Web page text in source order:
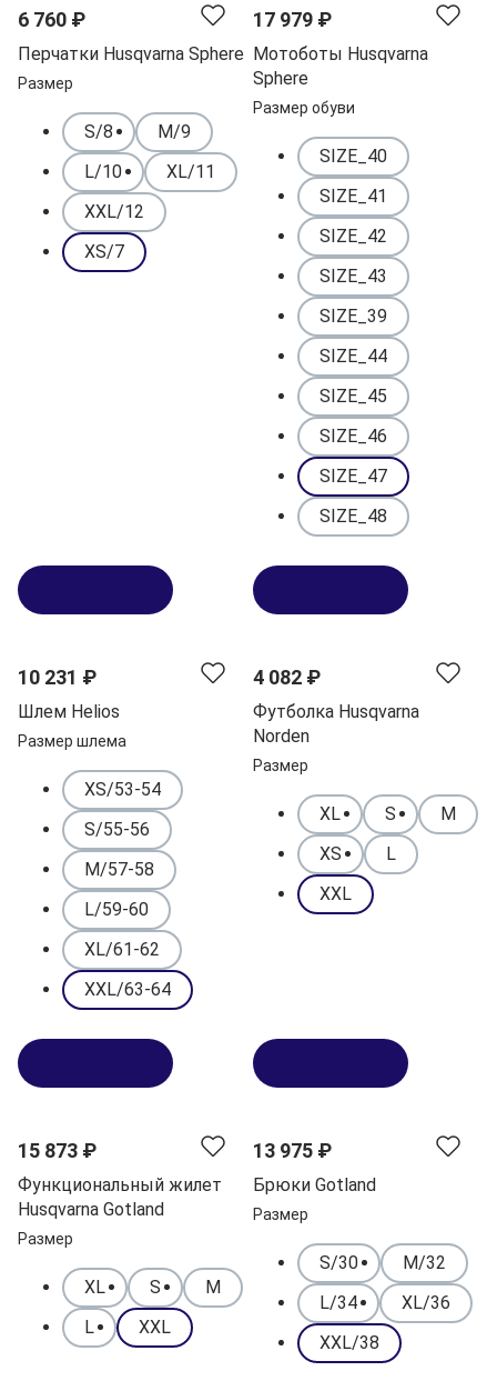
6 760 ₽
Перчатки Husqvarna Sphere
Размер
S/8
M/9
L/10
XL/11
XXL/12
XS/7
17 979 ₽
Мотоботы Husqvarna
Sphere
Размер обуви
SIZE_40
SIZE_41
SIZE_42
SIZE_43
SIZE_39
SIZE_44
SIZE_45
SIZE_46
SIZE_47
SIZE_48
NEW
10 231 ₽
Шлем Helios
Размер шлема
XS/53-54
S/55-56
M/57-58
L/59-60
XL/61-62
XXL/63-64
4 082 ₽
Футболка Husqvarna
Norden
Размер
XL S
M
XS
L
XXL
15 873 ₽
Функциональный жилет
Husqvarna Gotland
Размер
XL S
M
L
XXL
13 975 ₽
Брюки Gotland
Размер
S/30
M/32
L/34
XL/36
XXL/38